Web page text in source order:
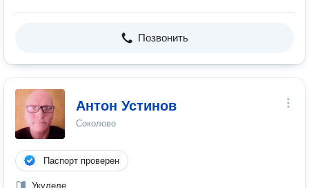
Позвонить
Антон Устинов
Соколово
Паспорт проверен
Укулеле